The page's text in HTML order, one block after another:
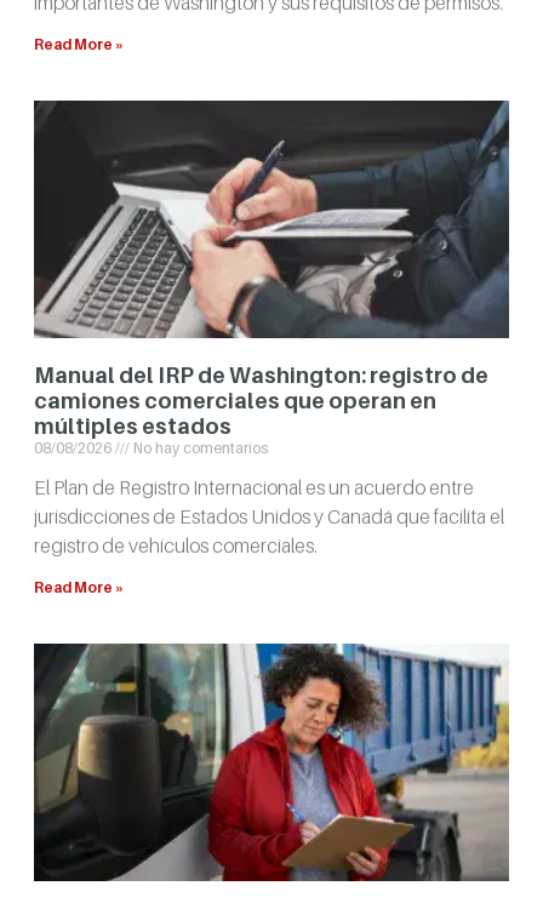
Read More »
Manual del IRP de Washington: registro de
camiones comerciales que operan en
múltiples estados
08/08/2026 No hay comentarios
El Plan de Registro Internacional es un acuerdo entre
jurisdicciones de Estados Unidos y Canadá que facilita el
registro de vehículos comerciales.
Read More »